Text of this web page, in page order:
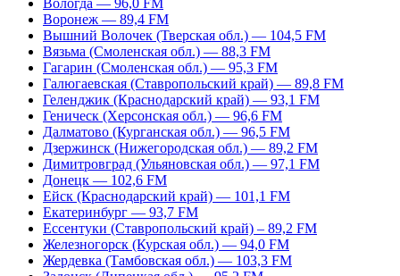
Вологда — 96,0 FM
Воронеж — 89,4 FM
Вышний Волочек (Тверская обл.) — 104,5 FM
Вязьма (Смоленская обл.) — 88,3 FM
Гагарин (Смоленская обл.) — 95,3 FM
Галюгаевская (Ставропольский край) — 89,8 FM
Геленджик (Краснодарский край) — 93,1 FM
Геническ (Херсонская обл.) — 96,6 FM
Далматово (Курганская обл.) — 96,5 FM
Дзержинск (Нижегородская обл.) — 89,2 FM
Димитровград (Ульяновская обл.) — 97,1 FM
Донецк — 102,6 FM
Ейск (Краснодарский край) — 101,1 FM
Екатеринбург — 93,7 FM
Ессентуки (Ставропольский край) – 89,2 FM
Железногорск (Курская обл.) — 94,0 FM
Жердевка (Тамбовская обл.) — 103,3 FM